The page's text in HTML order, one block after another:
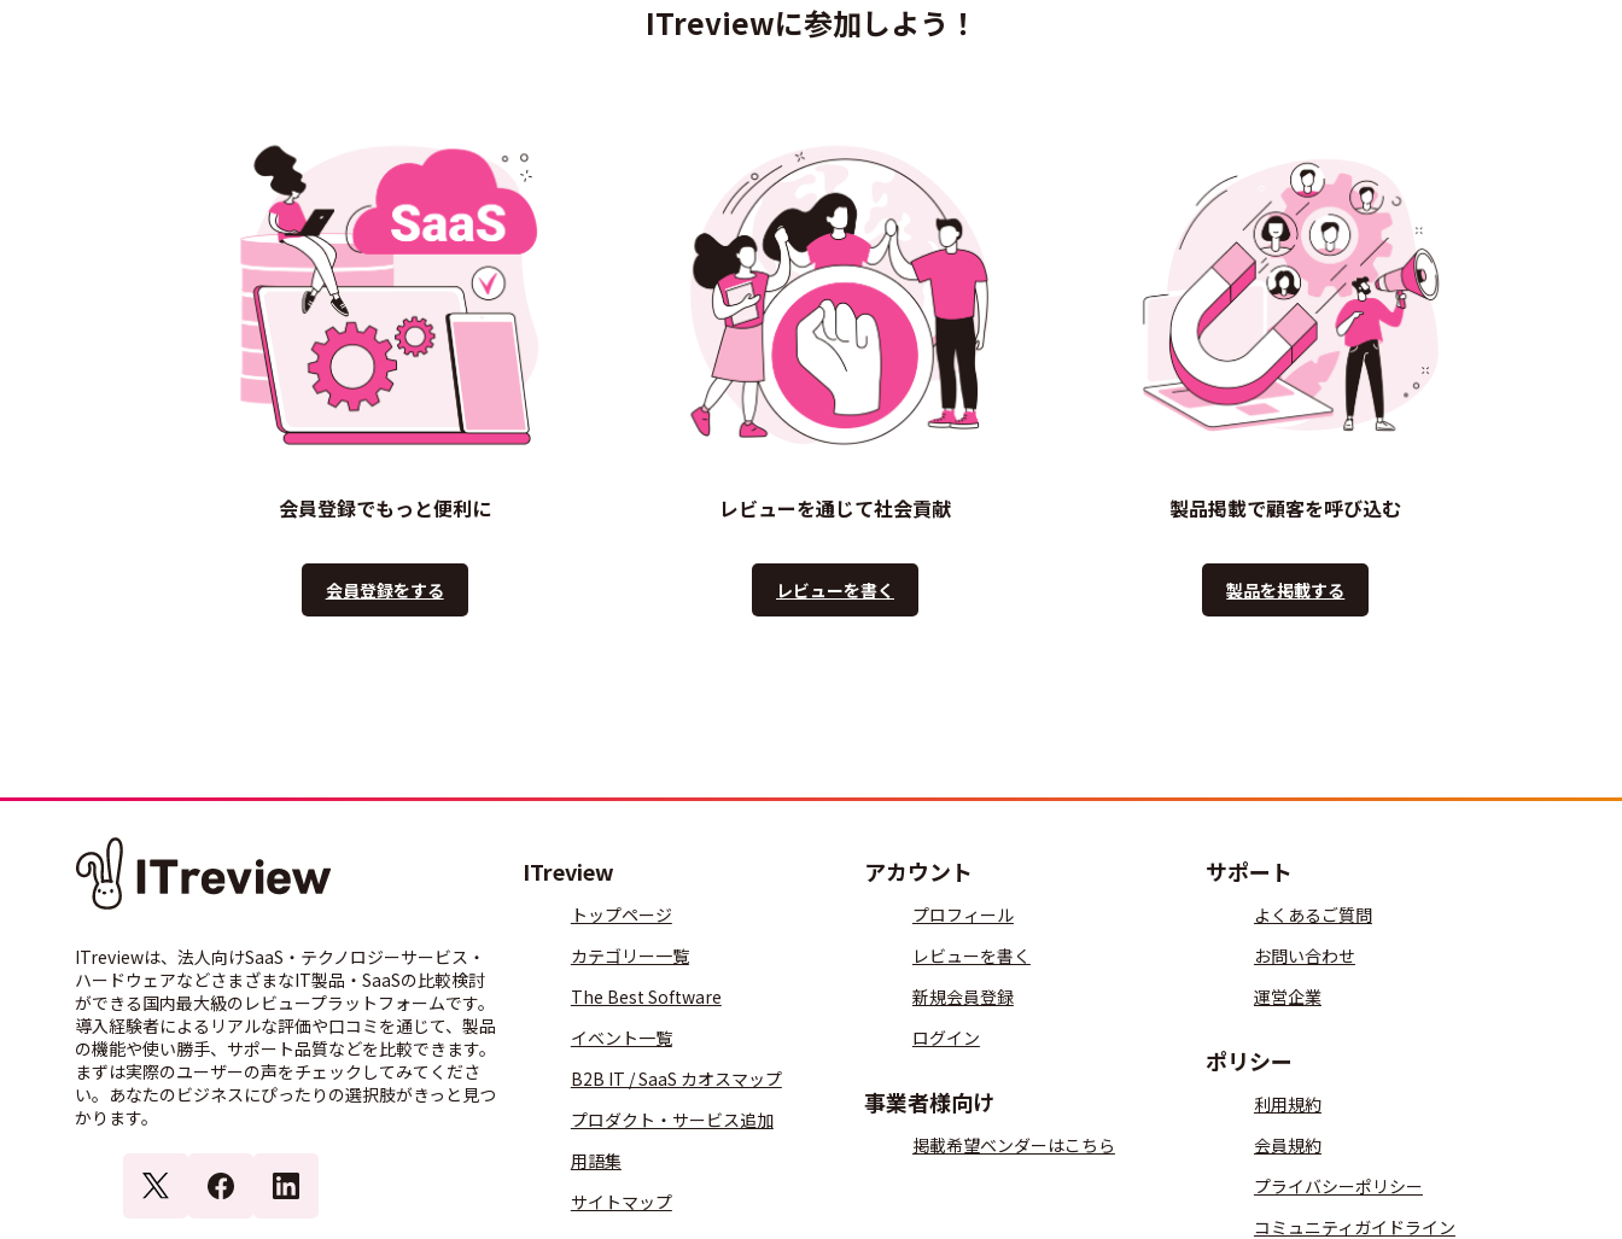
ITreviewに参加しよう！
会員登録でもっと便利に
会員登録をする
レビューを通じて社会貢献
レビューを書く
製品掲載で顧客を呼び込む
製品を掲載する
ITreviewは、法人向けSaaS・テクノロジーサービス・
ハードウェアなどさまざまなIT製品・SaaSの比較検討
ができる国内最大級のレビュープラットフォームです。
導入経験者によるリアルな評価や口コミを通じて、製品
の機能や使い勝手、サポート品質などを比較できます。
まずは実際のユーザーの声をチェックしてみてくださ
い。あなたのビジネスにぴったりの選択肢がきっと見つ
かります。
ITreview
トップページ
カテゴリー一覧
The Best Software
イベント一覧
B2B IT / SaaS カオスマップ
プロダクト・サービス追加
用語集
サイトマップ
アカウント
プロフィール
レビューを書く
新規会員登録
ログイン
事業者様向け
掲載希望ベンダーはこちら
サポート
よくあるご質問
お問い合わせ
運営企業
ポリシー
利用規約
会員規約
プライバシーポリシー
コミュニティガイドライン